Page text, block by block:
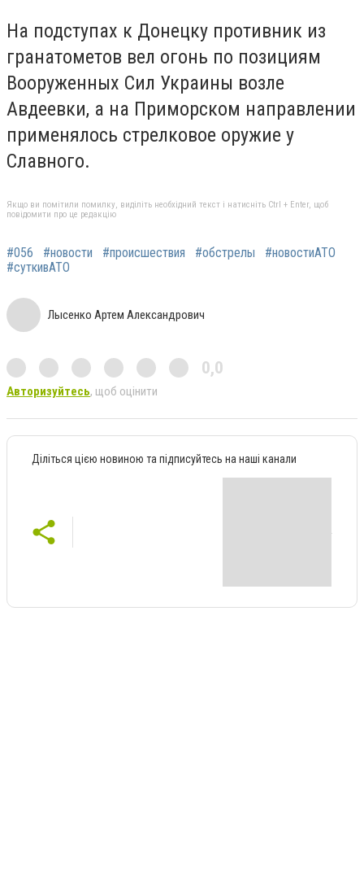
На подступах к Донецку противник из
гранатометов вел огонь по позициям
Вооруженных Сил Украины возле
Авдеевки, а на Приморском направлении
применялось стрелковое оружие у
Славного.
Якщо ви помітили помилку, виділіть необхідний текст і натисніть Ctrl + Enter, щоб
повідомити про це редакцію
#056 #новости #происшествия #обстрелы
#новостиАТО
#суткивАТО
Лысенко Артем Александрович
0,0
Авторизуйтесь, щоб оцінити
Діліться цією новиною та підписуйтесь на наші канали